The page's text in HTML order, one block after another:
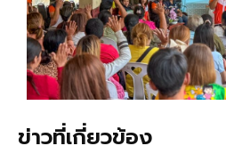
ข่าวที่เกี่ยวข้อง